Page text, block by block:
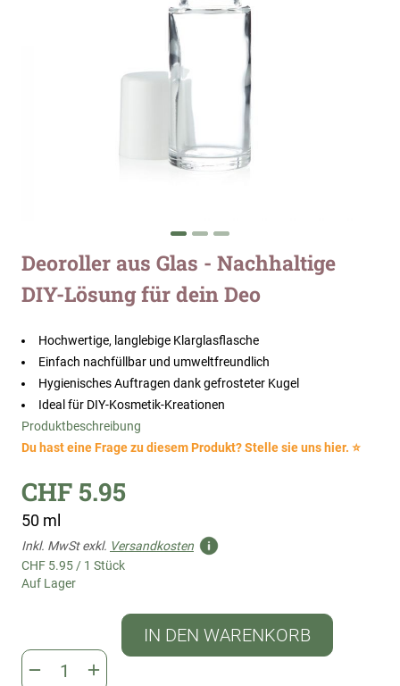
Zum
Anfang
der
Deoroller aus Glas - Nachhaltige
DIY-Lösung für dein Deo
Hochwertige, langlebige Klarglasflasche
Einfach nachfüllbar und umweltfreundlich
Hygienisches Auftragen dank gefrosteter Kugel
Ideal für DIY-Kosmetik-Kreationen
Produktbeschreibung
Du hast eine Frage zu diesem Produkt? Stelle sie uns hier. ⭐
CHF 5.95
50 ml
Inkl. MwSt exkl. Versandkosten
CHF 5.95 / 1 Stück
Auf Lager
IN DEN WARENKORB